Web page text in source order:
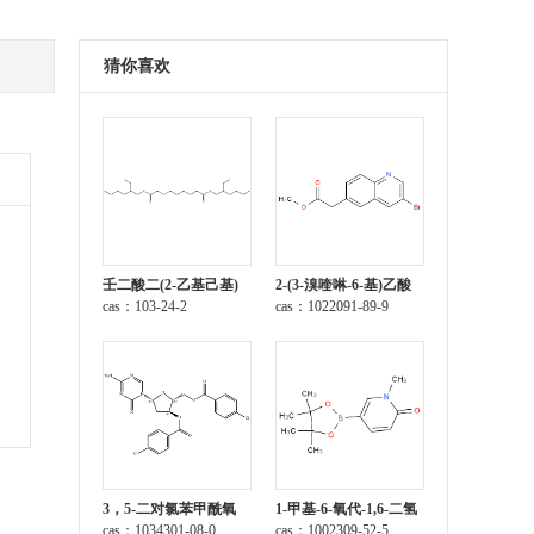
猜你喜欢
壬二酸二(2-乙基己基)
酯
cas：103-24-2
2-(3-溴喹啉-6-基)乙酸
甲酯
cas：1022091-89-9
3，5-二对氯苯甲酰氧
基-2-脱氧-5-氮杂胞苷
cas：1034301-08-0
1-甲基-6-氧代-1,6-二氢
吡啶-3-硼酸频那醇酯
cas：1002309-52-5